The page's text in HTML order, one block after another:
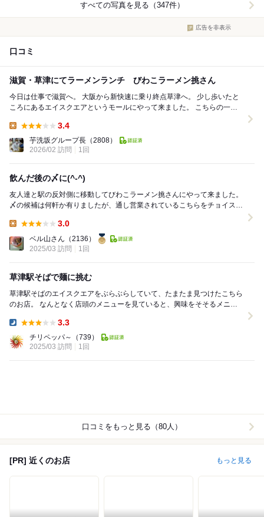
すべての写真を見る（347件）
広告を非表示
口コミ
滋賀・草津にてラーメンランチ びわこラーメン挑さん
今日は仕事で滋賀へ。 大阪から新快速に乗り終点草津へ。 少し歩いたと
ころにあるエイスクエアというモールにやって来ました。 こちらの一階
3.4
芋洗坂グループ長 （2808）
2026/02 訪問
1回
飲んだ後の〆に(^-^)
友人達と駅の反対側に移動してびわこラーメン挑さんにやって来ました。
〆の候補は何軒か有りましたが、通し営業されているこちらをチョイスし
3.0
ベル山さん （2136）
2025/03 訪問
1回
草津駅そばで麺に挑む
草津駅そばのエイスクエアをぶらぶらしていて、たまたま見つけたこちら
のお店。 なんとなく店頭のメニューを見ていると、興味をそそるメニュ
3.3
チリペッパ～
（739）
2025/03 訪問
1回
口コミをもっと見る（80人）
[PR] 近くのお店 もっと見る